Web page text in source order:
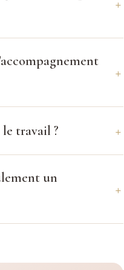
travail ?
un